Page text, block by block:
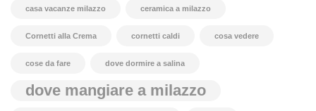
casa vacanze milazzo ceramica a milazzo
Cornetti alla Crema cornetti caldi cosa vedere
cose da fare dove dormire a salina
dove mangiare a milazzo